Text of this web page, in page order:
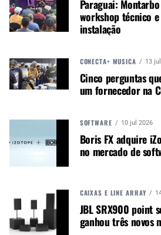
bateria, e seu design estético é
ao pré-amplificador original
na amplificação de guitarra.
DISPONIBILIDADE
O pedal de pré-amplificador
todo o mundo, expandindo a
Legacy da empresa.
Música &amp;
promover e
negócios para o
Paraguai:
workshop técnico
instalação
CONECTA+ MÚSICA 13
Cinco perguntas
um fornecedor na
SOFTWARE 10 jul 2026
Boris FX adquire
no mercado de
CAIXAS E LINE ARRAY
JBL SRX900 point
ganhou três novos